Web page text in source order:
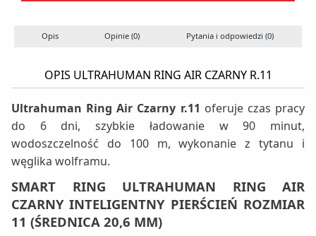
Opis Opinie (0) Pytania i odpowiedzi (0)
OPIS ULTRAHUMAN RING AIR CZARNY R.11
Ultrahuman Ring Air Czarny r.11 oferuje czas pracy
do 6 dni, szybkie ładowanie w 90 minut,
wodoszczelność do 100 m, wykonanie z tytanu i
węglika wolframu.
SMART RING ULTRAHUMAN RING AIR
CZARNY INTELIGENTNY PIERŚCIEŃ ROZMIAR
11 (ŚREDNICA 20,6 MM)